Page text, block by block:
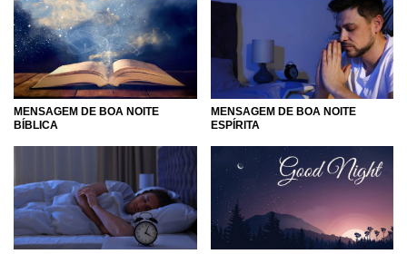
MENSAGEM DE BOA NOITE
BÍBLICA
MENSAGEM DE BOA NOITE
ESPÍRITA